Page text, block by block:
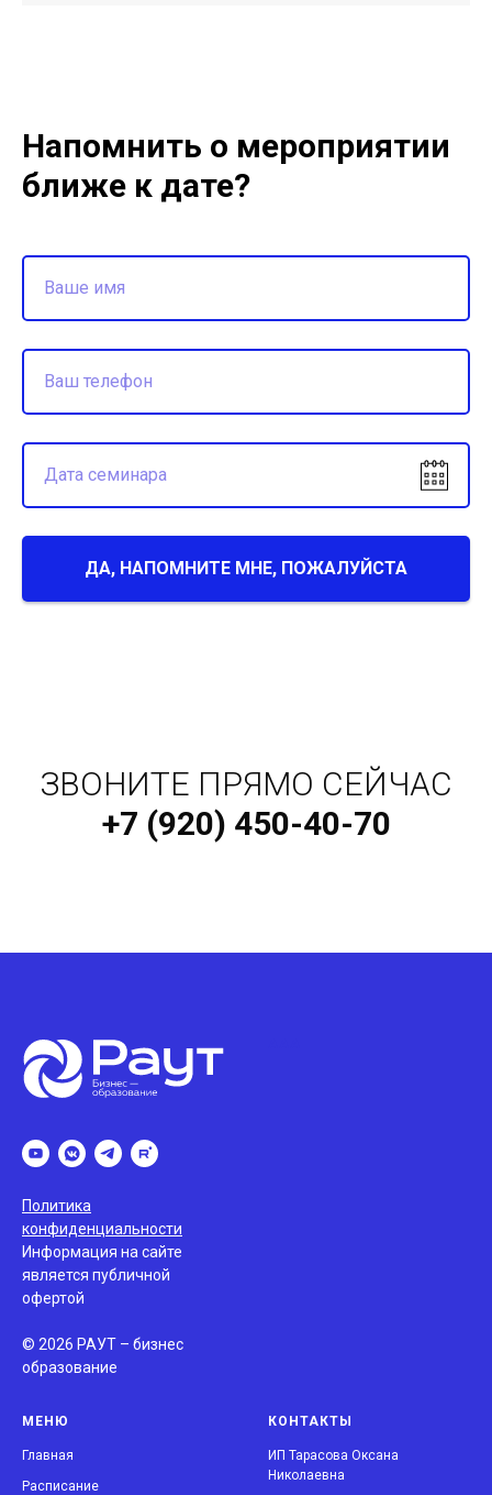
Напомнить о мероприятии
ближе к дате?
Ваше имя
Ваш телефон
Дата семинара
ДА, НАПОМНИТЕ МНЕ, ПОЖАЛУЙСТА
ЗВОНИТЕ ПРЯМО СЕЙЧАС
+7 (920) 450-40-70
Политика
конфиденциальности
Информация на сайте
является публичной
офертой
© 2026 РАУТ – бизнес
образование
МЕНЮ
Главная
Расписание
КОНТАКТЫ
ИП Тарасова Оксана
Николаевна